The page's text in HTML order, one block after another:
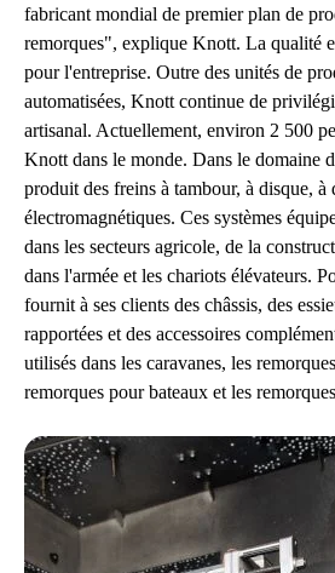
fabricant mondial de premier plan de
remorques", explique Knott. La qualité
pour l'entreprise. Outre des unités de
automatisées, Knott continue de
artisanal. Actuellement, environ 2 500
Knott dans le monde. Dans le domaine
produit des freins à tambour, à disque, à
électromagnétiques. Ces systèmes
dans les secteurs agricole, de la
dans l'armée et les chariots élévateurs.
fournit à ses clients des châssis, des
rapportées et des accessoires
utilisés dans les caravanes, les
remorques pour bateaux et les